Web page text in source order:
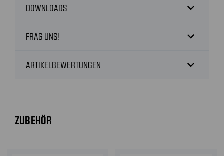
DOWNLOADS expand_more
FRAG UNS! expand_more
ARTIKELBEWERTUNGEN expand_more
ZUBEHÖR